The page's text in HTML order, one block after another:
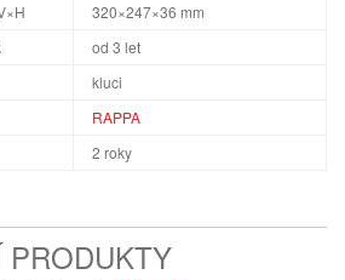
320×247×36 mm
od 3 let
kluci
RAPPA
2 roky